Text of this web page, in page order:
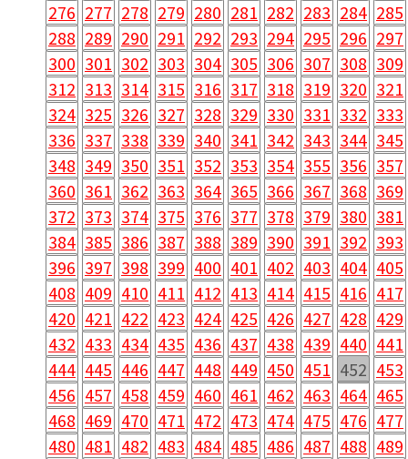
276 277 278 279 280 281 282 283 284 285
288 289 290 291 292 293 294 295 296 297
300 301 302 303 304 305 306 307 308 309
312 313 314 315 316 317 318 319 320 321
324 325 326 327 328 329 330 331 332 333
336 337 338 339 340 341 342 343 344 345
348 349 350 351 352 353 354 355 356 357
360 361 362 363 364 365 366 367 368 369
372 373 374 375 376 377 378 379 380 381
384 385 386 387 388 389 390 391 392 393
396 397 398 399 400 401 402 403 404 405
408 409 410 411 412 413 414 415 416 417
420 421 422 423 424 425 426 427 428 429
432 433 434 435 436 437 438 439 440 441
444 445 446 447 448 449 450 451 452 453
456 457 458 459 460 461 462 463 464 465
468 469 470 471 472 473 474 475 476 477
480 481 482 483 484 485 486 487 488 489